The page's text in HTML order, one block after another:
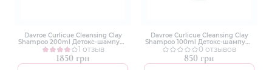
Davroe Curlicue Cleansing Clay
Shampoo 200ml Детокс-шампунь
с глиной1 отзыв
1850 грн
Davroe Curlicue Cleansing Clay
Shampoo 100ml Детокс-шампунь
с глиной0 отзывов
850 грн